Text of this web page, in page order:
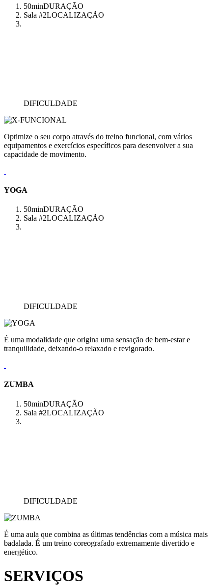
50minDURAÇÃO
Sala #2LOCALIZAÇÃO
DIFICULDADE
Optimize o seu corpo através do treino funcional, com vários
equipamentos e exercícios específicos para desenvolver a sua
capacidade de movimento.
YOGA
50minDURAÇÃO
Sala #2LOCALIZAÇÃO
DIFICULDADE
É uma modalidade que origina uma sensação de bem-estar e
tranquilidade, deixando-o relaxado e revigorado.
ZUMBA
50minDURAÇÃO
Sala #2LOCALIZAÇÃO
DIFICULDADE
É uma aula que combina as últimas tendências com a música mais
badalada. É um treino coreografado extremamente divertido e
energético.
SERVIÇOS